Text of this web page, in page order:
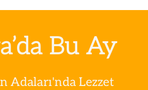
Bu Ay
Adaları'nda Lezzet